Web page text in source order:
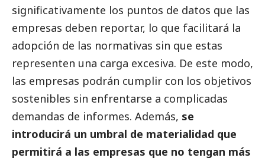
significativamente los puntos de datos que las
empresas deben reportar, lo que facilitará la
adopción de las normativas sin que estas
representen una carga excesiva. De este modo,
las empresas podrán cumplir con los objetivos
sostenibles sin enfrentarse a complicadas
demandas de informes. Además, se
introducirá un umbral de materialidad que
permitirá a las empresas que no tengan más